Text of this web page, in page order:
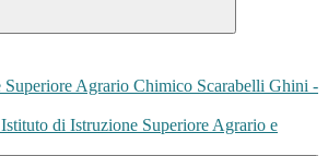
Istituto di Istruzione Superiore Agrario e